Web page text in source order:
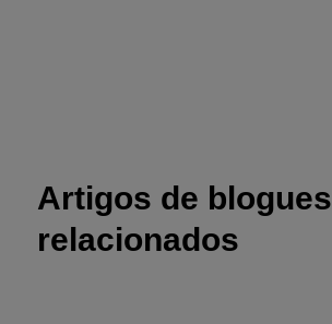
Artigos de blogues
relacionados